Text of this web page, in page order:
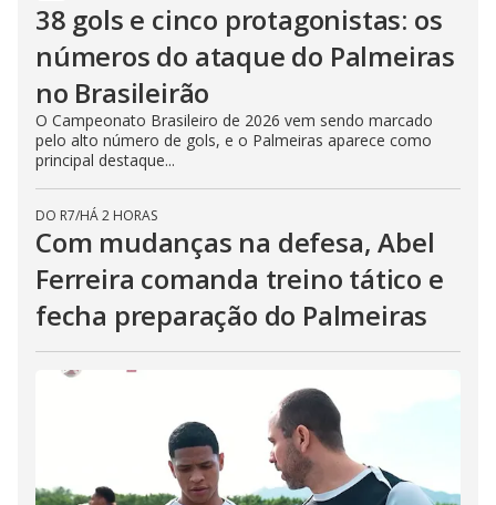
38 gols e cinco protagonistas: os
números do ataque do Palmeiras
no Brasileirão
O Campeonato Brasileiro de 2026 vem sendo marcado
pelo alto número de gols, e o Palmeiras aparece como
principal destaque...
DO R7/HÁ 2 HORAS
Com mudanças na defesa, Abel
Ferreira comanda treino tático e
fecha preparação do Palmeiras